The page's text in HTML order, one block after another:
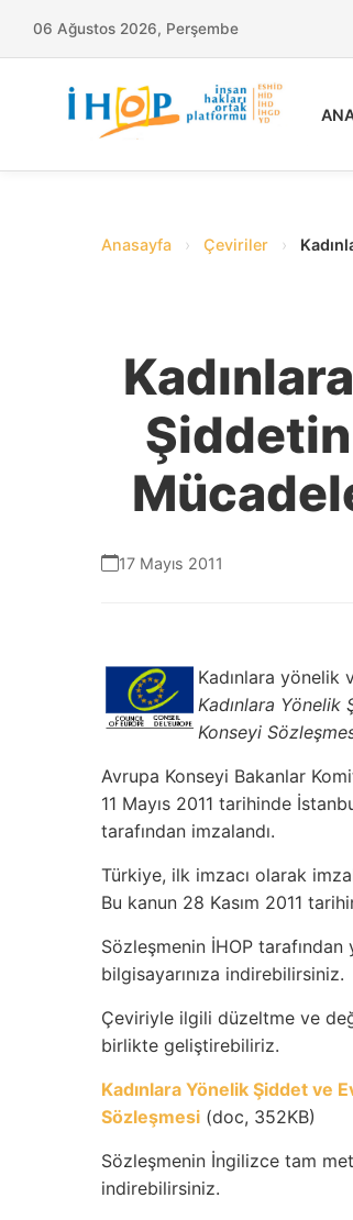
06 Ağustos 2026, Perşembe
Anasayfa › Çeviriler ›
17 Mayıs 2011
Kadınlara
Kadınlara
Konseyi
Avrupa Konseyi Bakanlar
11 Mayıs 2011 tarihinde
tarafından imzalandı.
Türkiye, ilk imzacı olarak
Bu kanun 28 Kasım 2011
Sözleşmenin İHOP
bilgisayarınıza indirebilirsiniz.
Çeviriyle ilgili düzeltme ve
birlikte geliştirebiliriz.
Kadınlara Yönelik Şiddet ve
Sözleşmesi (doc, 352KB)
Sözleşmenin İngilizce tam
indirebilirsiniz.